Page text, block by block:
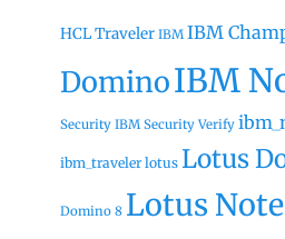
HCL Traveler IBM IBM
DominoIBM
Security IBM Security Verify
ibm_traveler lotus Lotus
Domino 8 Lotus